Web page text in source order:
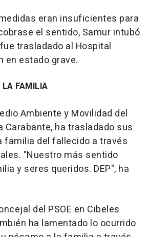
eran insuficientes para
el sentido, Samur intubó
trasladado al Hospital
en estado grave.
FAMILIA
Ambiente y Movilidad del
Carabante, ha trasladado sus
familia del fallecido a través
"Nuestro más sentido
y seres queridos. DEP", ha
del PSOE en Cibeles
ha lamentado lo ocurrido